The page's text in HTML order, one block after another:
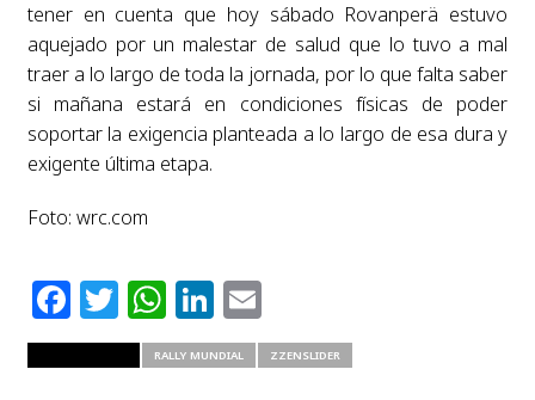
tener en cuenta que hoy sábado Rovanperä estuvo
aquejado por un malestar de salud que lo tuvo a mal
traer a lo largo de toda la jornada, por lo que falta saber
si mañana estará en condiciones físicas de poder
soportar la exigencia planteada a lo largo de esa dura y
exigente última etapa.
Foto: wrc.com
Facebook
Twitter
WhatsApp
LinkedIn
Email
RALLY MUNDIAL ZZENSLIDER